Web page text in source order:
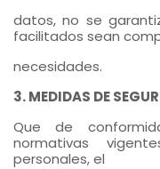
datos, no se
facilitados sean
necesidades.
3. MEDIDAS DE
Que de
normativas
personales, el